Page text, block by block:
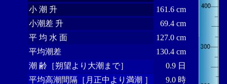
小 潮 升
161.6 cm
小潮差 升
69.4 cm
平 均 水 面
127.0 cm
平均潮差
130.4 cm
潮 齢［朔望より大潮まで］
0.9 日
平均高潮間隔［月正中より満潮 ］
9.0 時